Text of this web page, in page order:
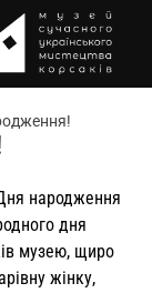
народження
дня
музею, щиро
жінку,